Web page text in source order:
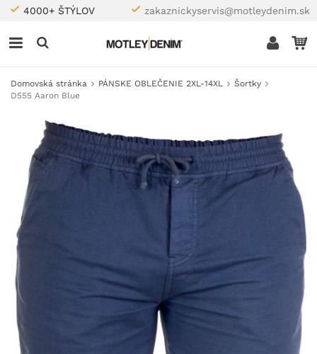
4000+ ŠTÝLOV zakaznickyservis@motleydenim.sk
Domovská stránka PÁNSKE OBLEČENIE 2XL-14XL
Šortky
D555 Aaron Blue